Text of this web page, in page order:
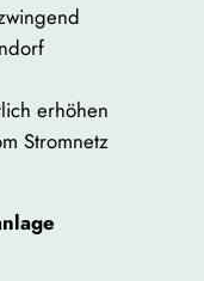
erhöhen
Stromnetz